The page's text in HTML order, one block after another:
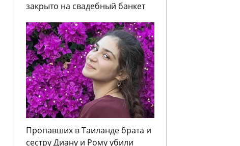
закрыто на свадебный банкет
Пропавших в Таиланде брата и
сестру Диану и Рому убили